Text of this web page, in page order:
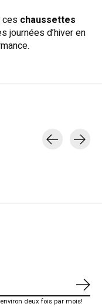
ces chaussettes
journées d’hiver en
deux fois par mois!